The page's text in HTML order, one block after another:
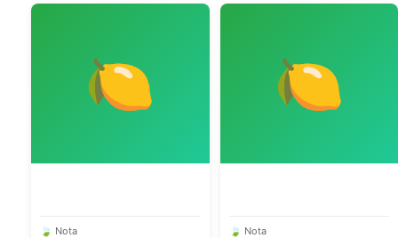
🍋
🍃 Nota
🍋
🍃 Nota